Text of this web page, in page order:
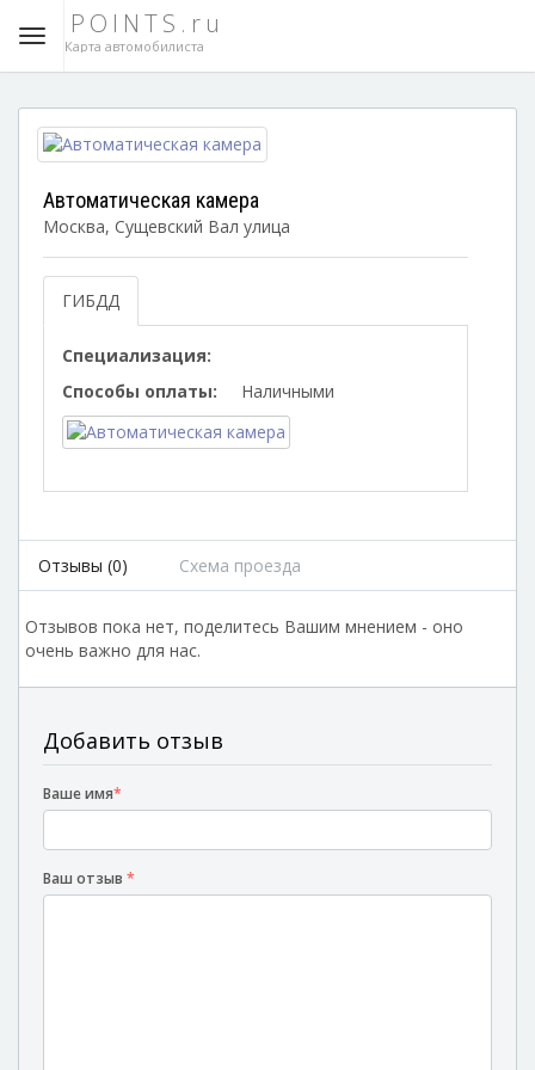
POINTS.ru
Карта автомобилиста
Автоматическая камера
Москва, Сущевский Вал улица
ГИБДД
Специализация:
Способы оплаты:
Наличными
Отзывы (0) Схема проезда
Отзывов пока нет, поделитесь Вашим мнением - оно
очень важно для нас.
Добавить отзыв
Ваше имя*
Ваш отзыв *